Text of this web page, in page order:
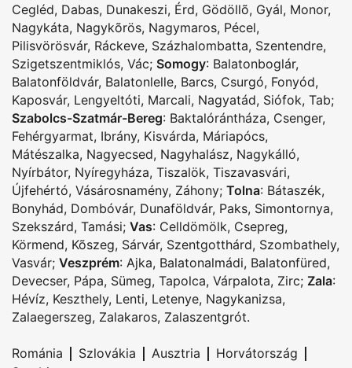
Cegléd, Dabas, Dunakeszi, Érd, Gödöllõ, Gyál, Monor,
Nagykáta, Nagykõrös, Nagymaros, Pécel,
Pilisvörösvár, Ráckeve, Százhalombatta, Szentendre,
Szigetszentmiklós, Vác; Somogy: Balatonboglár,
Balatonföldvár, Balatonlelle, Barcs, Csurgó, Fonyód,
Kaposvár, Lengyeltóti, Marcali, Nagyatád, Siófok, Tab;
Szabolcs-Szatmár-Bereg: Baktalórántháza, Csenger,
Fehérgyarmat, Ibrány, Kisvárda, Máriapócs,
Mátészalka, Nagyecsed, Nagyhalász, Nagykálló,
Nyírbátor, Nyíregyháza, Tiszalök, Tiszavasvári,
Újfehértó, Vásárosnamény, Záhony; Tolna: Bátaszék,
Bonyhád, Dombóvár, Dunaföldvár, Paks, Simontornya,
Szekszárd, Tamási; Vas: Celldömölk, Csepreg,
Körmend, Kõszeg, Sárvár, Szentgotthárd, Szombathely,
Vasvár; Veszprém: Ajka, Balatonalmádi, Balatonfüred,
Devecser, Pápa, Sümeg, Tapolca, Várpalota, Zirc; Zala:
Hévíz, Keszthely, Lenti, Letenye, Nagykanizsa,
Zalaegerszeg, Zalakaros, Zalaszentgrót.
Románia | Szlovákia | Ausztria | Horvátország |